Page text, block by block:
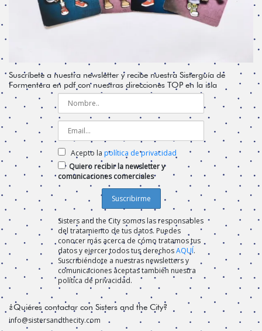
Suscríbete a nuestra newsletter y recibe nuestra Sisterguía de
Formentera en pdf con nuestras direcciones TOP en la isla
Acepto la política de privacidad
Quiero recibir la newsletter y
comunicaciones comerciales
Sisters and the City somos las responsables
del tratamiento de tus datos. Puedes
conocer más acerca de cómo tratamos tus
datos y ejercer todos tus derechosAQUÍ.
Suscribiéndote a nuestras newsletters y
comunicaciones aceptas también nuestra
política de privacidad.
¿Quiéres contactar con Sisters and the City?
info@sistersandthecity.com